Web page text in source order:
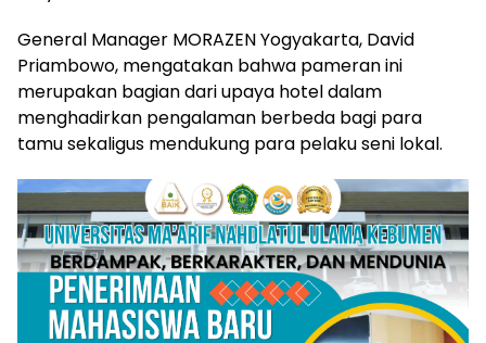
General Manager MORAZEN Yogyakarta, David
Priambowo, mengatakan bahwa pameran ini
merupakan bagian dari upaya hotel dalam
menghadirkan pengalaman berbeda bagi para
tamu sekaligus mendukung para pelaku seni lokal.